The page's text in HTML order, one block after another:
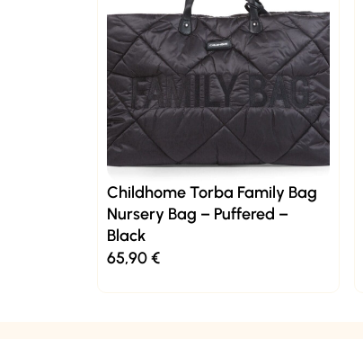
Childhome Torba Family Bag
Nursery Bag – Puffered –
Black
65,90€